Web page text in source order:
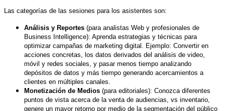
Las categorías de las sesiones para los asistentes son:
Análisis y Reportes (para analistas Web y profesionales de
Business Intelligence): Aprenda estrategias y técnicas para
optimizar campañas de marketing digital. Ejemplo: Convertir en
acciones concretas, los datos derivados del análisis de video,
móvil y redes sociales, y pasar menos tiempo analizando
depósitos de datos y más tiempo generando acercamientos a
clientes en múltiples canales.
Monetización de Medios (para editoriales): Conozca diferentes
puntos de vista acerca de la venta de audiencias, vs inventario,
genere un mayor retorno por medio de la segmentación del público